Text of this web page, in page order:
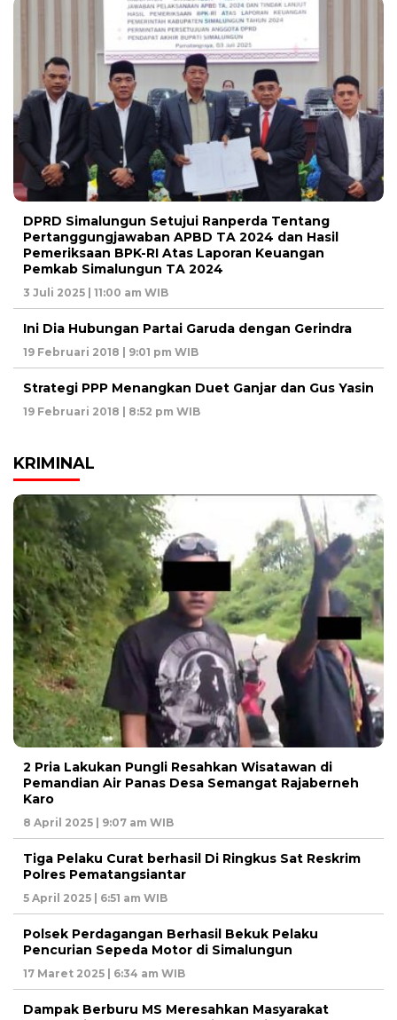
DPRD Simalungun Setujui Ranperda Tentang
Pertanggungjawaban APBD TA 2024 dan Hasil
Pemeriksaan BPK-RI Atas Laporan Keuangan
Pemkab Simalungun TA 2024
3 Juli 2025 | 11:00 am WIB
Ini Dia Hubungan Partai Garuda dengan Gerindra
19 Februari 2018 | 9:01 pm WIB
Strategi PPP Menangkan Duet Ganjar dan Gus Yasin
19 Februari 2018 | 8:52 pm WIB
KRIMINAL
2 Pria Lakukan Pungli Resahkan Wisatawan di
Pemandian Air Panas Desa Semangat Rajaberneh
Karo
8 April 2025 | 9:07 am WIB
Tiga Pelaku Curat berhasil Di Ringkus Sat Reskrim
Polres Pematangsiantar
5 April 2025 | 6:51 am WIB
Polsek Perdagangan Berhasil Bekuk Pelaku
Pencurian Sepeda Motor di Simalungun
17 Maret 2025 | 6:34 am WIB
Dampak Berburu MS Meresahkan Masyarakat